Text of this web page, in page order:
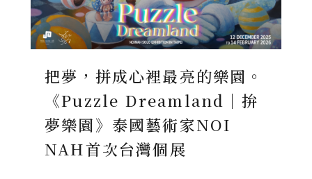
把夢，拼成心裡最亮的樂園。
《Puzzle Dreamland｜拚
夢樂園》泰國藝術家NOI
NAH首次台灣個展